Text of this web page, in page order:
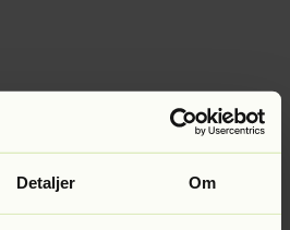
Detaljer Om